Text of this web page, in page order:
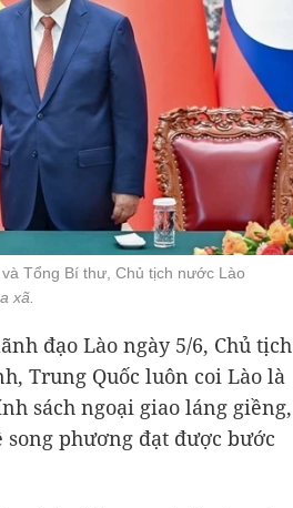
Tổng Bí thư, Chủ tịch nước Lào
xã.
đạo Lào ngày 5/6, Chủ tịch
Trung Quốc luôn coi Lào là
sách ngoại giao láng giềng,
song phương đạt được bước